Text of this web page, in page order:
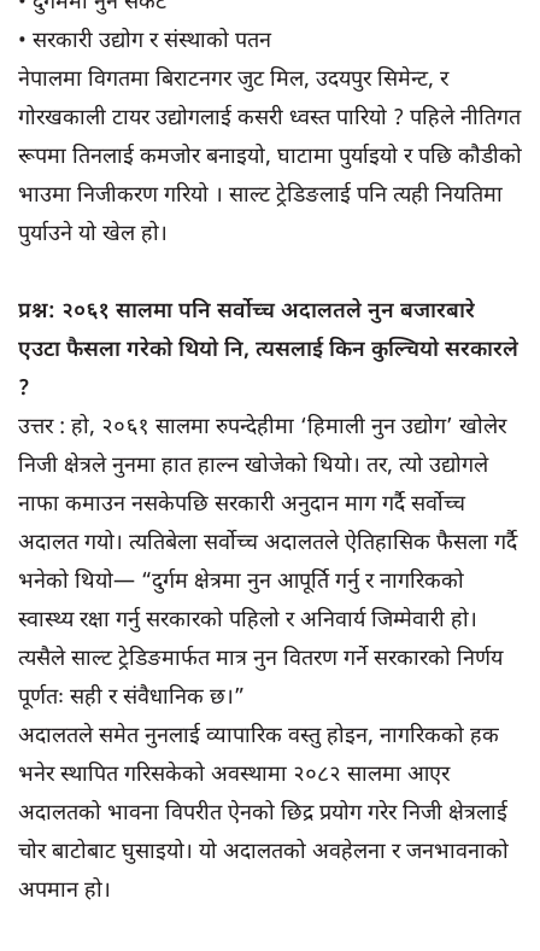
• सरकारी उद्योग र संस्थाको पतन
नेपालमा विगतमा बिराटनगर जुट मिल, उदयपुर सिमेन्ट, र
गोरखकाली टायर उद्योगलाई कसरी ध्वस्त पारियो ? पहिले नीतिगत
रूपमा तिनलाई कमजोर बनाइयो, घाटामा पुर्याइयो र पछि कौडीको
भाउमा निजीकरण गरियो । साल्ट ट्रेडिङलाई पनि त्यही नियतिमा
पुर्याउने यो खेल हो।
प्रश्न: २०६१ सालमा पनि सर्वोच्च अदालतले नुन बजारबारे
एउटा फैसला गरेको थियो नि, त्यसलाई किन कुल्चियो सरकारले
?
उत्तर : हो, २०६१ सालमा रुपन्देहीमा ‘हिमाली नुन उद्योग’ खोलेर
निजी क्षेत्रले नुनमा हात हाल्न खोजेको थियो। तर, त्यो उद्योगले
नाफा कमाउन नसकेपछि सरकारी अनुदान माग गर्दै सर्वोच्च
अदालत गयो। त्यतिबेला सर्वोच्च अदालतले ऐतिहासिक फैसला गर्दै
भनेको थियो— “दुर्गम क्षेत्रमा नुन आपूर्ति गर्नु र नागरिकको
स्वास्थ्य रक्षा गर्नु सरकारको पहिलो र अनिवार्य जिम्मेवारी हो।
त्यसैले साल्ट ट्रेडिङमार्फत मात्र नुन वितरण गर्ने सरकारको निर्णय
पूर्णतः सही र संवैधानिक छ।”
अदालतले समेत नुनलाई व्यापारिक वस्तु होइन, नागरिकको हक
भनेर स्थापित गरिसकेको अवस्थामा २०८२ सालमा आएर
अदालतको भावना विपरीत ऐनको छिद्र प्रयोग गरेर निजी क्षेत्रलाई
चोर बाटोबाट घुसाइयो। यो अदालतको अवहेलना र जनभावनाको
अपमान हो।